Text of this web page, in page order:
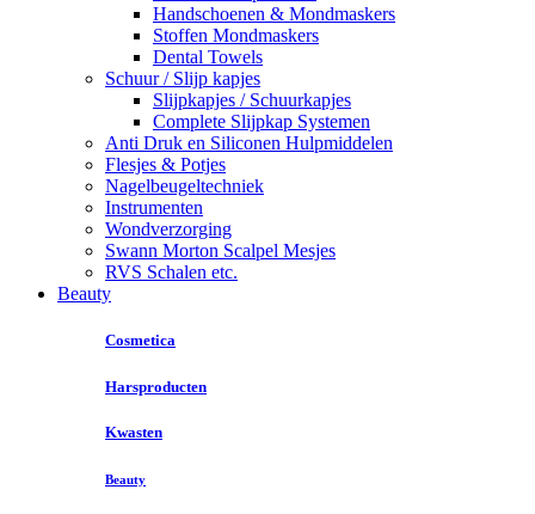
Handschoenen & Mondmaskers
Stoffen Mondmaskers
Dental Towels
Schuur / Slijp kapjes
Slijpkapjes / Schuurkapjes
Complete Slijpkap Systemen
Anti Druk en Siliconen Hulpmiddelen
Flesjes & Potjes
Nagelbeugeltechniek
Instrumenten
Wondverzorging
Swann Morton Scalpel Mesjes
RVS Schalen etc.
Beauty
Cosmetica
Harsproducten
Kwasten
Beauty